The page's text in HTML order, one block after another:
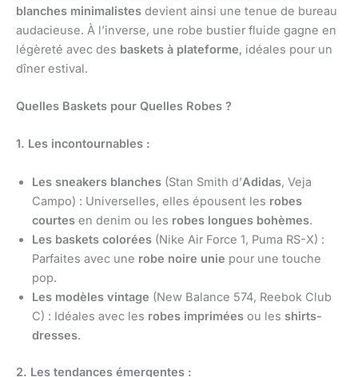
blanches minimalistes devient ainsi une tenue de bureau
audacieuse. À l’inverse, une robe bustier fluide gagne en
légèreté avec des baskets à plateforme, idéales pour un
dîner estival.
Quelles Baskets pour Quelles Robes ?
1. Les incontournables :
Les sneakers blanches (Stan Smith d’Adidas, Veja
Campo) : Universelles, elles épousent les robes
courtes en denim ou les robes longues bohèmes.
Les baskets colorées (Nike Air Force 1, Puma RS-X) :
Parfaites avec une robe noire unie pour une touche
pop.
Les modèles vintage (New Balance 574, Reebok Club
C) : Idéales avec les robes imprimées ou les shirts-
dresses.
2. Les tendances émergentes :